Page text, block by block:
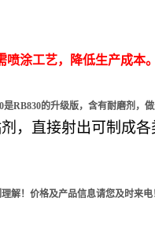
喷涂工艺，降低生产成本。
是RB830的升级版，含有耐磨剂，
，直接射出可制成
解！ 价格及产品信息请您及时来电